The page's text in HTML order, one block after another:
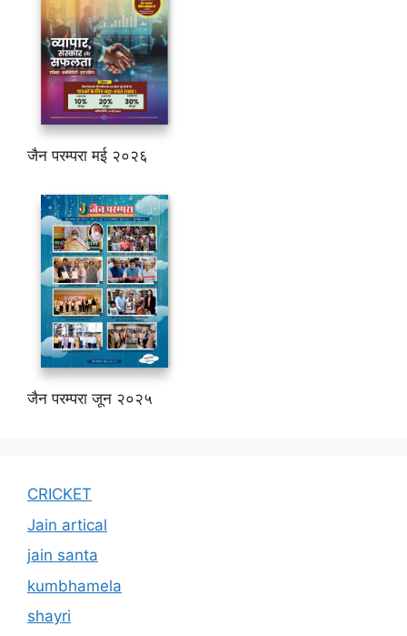
जैन परम्परा मई २०२६
जैन परम्परा जून २०२५
CRICKET
Jain artical
jain santa
kumbhamela
shayri